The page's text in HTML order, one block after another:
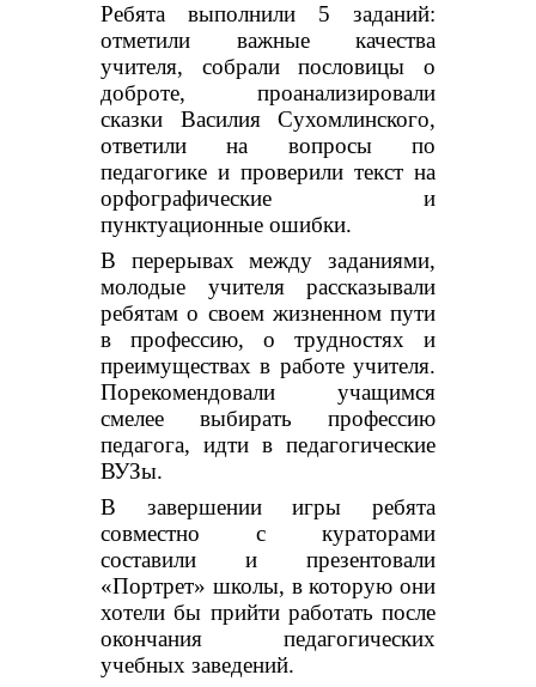
Ребята выполнили 5 заданий:
отметили важные качества
учителя, собрали пословицы о
доброте, проанализировали
сказки Василия Сухомлинского,
ответили на вопросы по
педагогике и проверили текст на
орфографические и
пунктуационные ошибки.
В перерывах между заданиями,
молодые учителя рассказывали
ребятам о своем жизненном пути
в профессию, о трудностях и
преимуществах в работе учителя.
Порекомендовали учащимся
смелее выбирать профессию
педагога, идти в педагогические
ВУЗы.
В завершении игры ребята
совместно с кураторами
составили и презентовали
«Портрет» школы, в которую они
хотели бы прийти работать после
окончания педагогических
учебных заведений.